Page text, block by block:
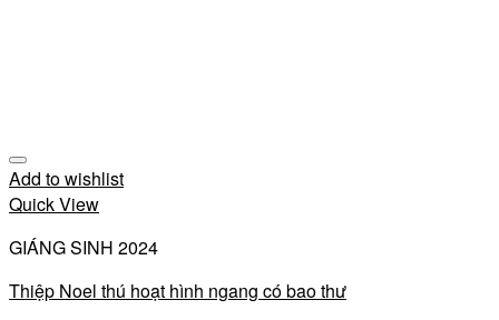
Add to wishlist
Quick View
GIÁNG SINH 2024
Thiệp Noel thú hoạt hình ngang có bao thư